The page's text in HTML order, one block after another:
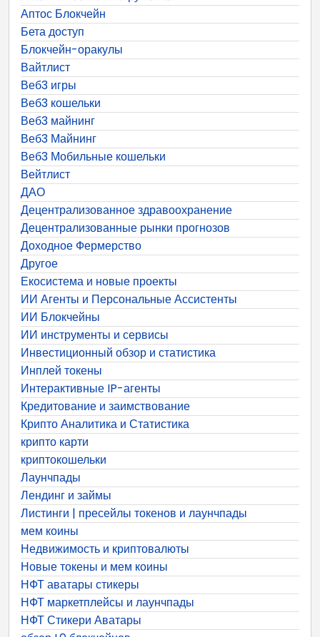
Аптос Блокчейн
Бета доступ
Блокчейн-оракулы
Вайтлист
Веб3 игры
Веб3 кошельки
Веб3 майнинг
Веб3 Майнинг
Веб3 Мобильные кошельки
Вейтлист
ДАО
Децентрализованное здравоохранение
Децентрализованные рынки прогнозов
Доходное Фермерство
Другое
Екосистема и новые проекты
ИИ Агенты и Персональные Ассистенты
ИИ Блокчейны
ИИ инструменты и сервисы
Инвестиционный обзор и статистика
Инплей токены
Интерактивные IP-агенты
Кредитование и заимствование
Крипто Аналитика и Статистика
крипто карти
криптокошельки
Лаунчпады
Лендинг и займы
Листинги | пресейлы токенов и лаунчпады
мем коины
Недвижимость и криптовалюты
Новые токены и мем коины
НФТ аватары стикеры
НФТ маркетплейсы и лаунчпады
НФТ Стикери Аватары